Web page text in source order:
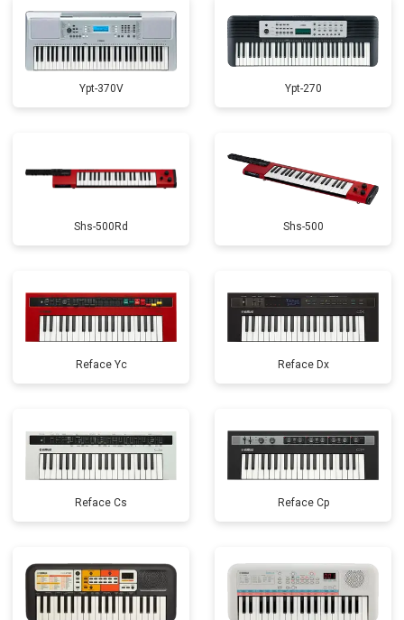
Ypt-370V Ypt-270
Shs-500Rd Shs-500
Reface Yc Reface Dx
Reface Cs Reface Cp